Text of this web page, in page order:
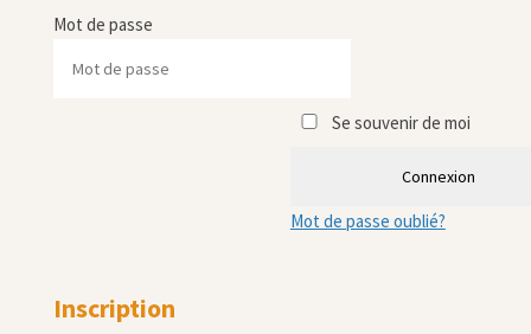
Mot de passe
Se souvenir de moi
Connexion
Mot de passe oublié?
Inscription